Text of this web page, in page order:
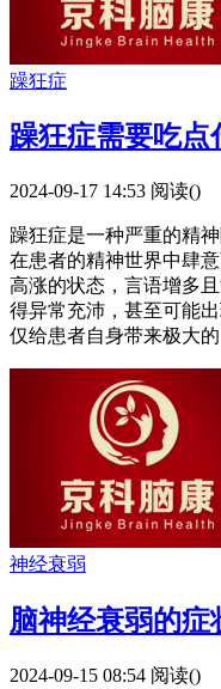
躁狂症
躁狂症需要吃点
2024-09-17 14:53 阅读()
躁狂症是一种严重的精
在患者的精神世界中肆
高涨的状态，言语增多
得异常充沛，甚至可能
仅给患者自身带来极大的
神经衰弱
脑神经衰弱的症
2024-09-15 08:54 阅读()